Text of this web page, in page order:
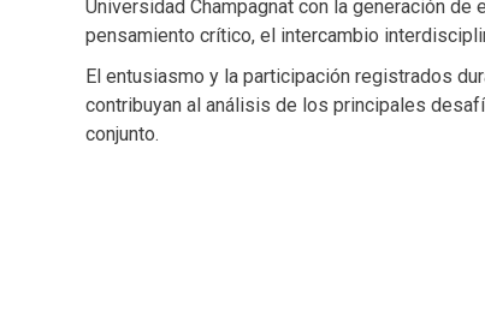
Universidad Champagnat con la generación
pensamiento crítico, el intercambio
El entusiasmo y la participación registrados
contribuyan al análisis de los principales
conjunto.